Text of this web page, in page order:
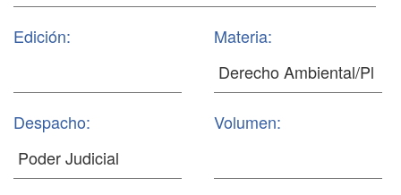
Edición: Materia:
Despacho: Volumen: